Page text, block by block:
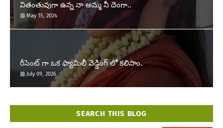
వితంతువుగా ఉన్న నా అమ్మ నీ దెంగా..
May 15, 2024
రీసెంట్ గా ఒక ఫ్యామిలీ వెడ్డింగ్ లో కలిసాం.
July 09, 2026
SEARCH THIS BLOG